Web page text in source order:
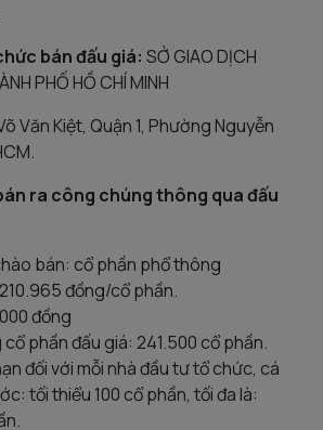
bán đấu giá: SỞ GIAO DỊCH
PHỐ HỒ CHÍ MINH
Văn Kiệt, Quận 1, Phường Nguyễn
ra công chúng thông qua đấu
bán: cổ phần phổ thông
đồng/cổ phần.
đồng
phần đấu giá: 241.500 cổ phần.
đối với mỗi nhà đầu tư tổ chức, cá
tối thiểu 100 cổ phần, tối đa là: